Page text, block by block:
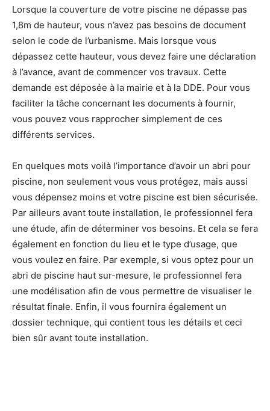
Lorsque la couverture de votre piscine ne dépasse pas
1,8m de hauteur, vous n’avez pas besoins de document
selon le code de l’urbanisme. Mais lorsque vous
dépassez cette hauteur, vous devez faire une déclaration
à l’avance, avant de commencer vos travaux. Cette
demande est déposée à la mairie et à la DDE. Pour vous
faciliter la tâche concernant les documents à fournir,
vous pouvez vous rapprocher simplement de ces
différents services.
En quelques mots voilà l’importance d’avoir un abri pour
piscine, non seulement vous vous protégez, mais aussi
vous dépensez moins et votre piscine est bien sécurisée.
Par ailleurs avant toute installation, le professionnel fera
une étude, afin de déterminer vos besoins. Et cela se fera
également en fonction du lieu et le type d’usage, que
vous voulez en faire. Par exemple, si vous optez pour un
abri de piscine haut sur-mesure, le professionnel fera
une modélisation afin de vous permettre de visualiser le
résultat finale. Enfin, il vous fournira également un
dossier technique, qui contient tous les détails et ceci
bien sûr avant toute installation.